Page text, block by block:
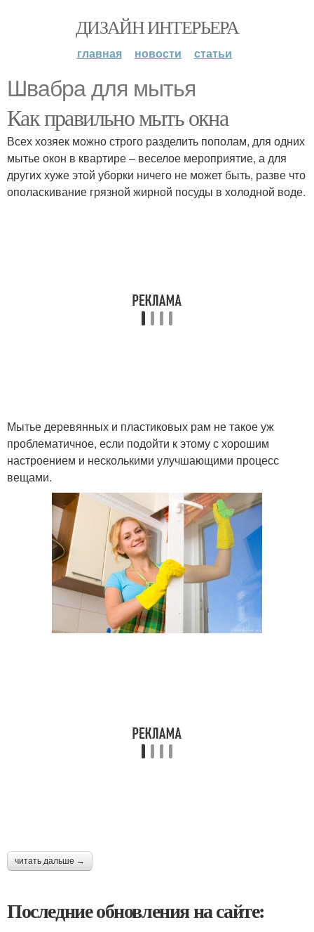
ДИЗАЙН ИНТЕРЬЕРА
главная новости статьи
Швабра для мытья
Как правильно мыть окна
Всех хозяек можно строго разделить пополам, для одних
мытье окон в квартире – веселое мероприятие, а для
других хуже этой уборки ничего не может быть, разве что
ополаскивание грязной жирной посуды в холодной воде.
Мытье деревянных и пластиковых рам не такое уж
проблематичное, если подойти к этому с хорошим
настроением и несколькими улучшающими процесс
вещами.
читать дальше →
Последние обновления на сайте: